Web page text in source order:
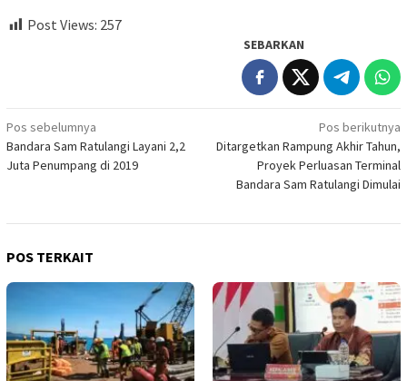
Post Views: 257
SEBARKAN
Navigasi
pos
Pos sebelumnya
Bandara Sam Ratulangi Layani 2,2
Juta Penumpang di 2019
Pos berikutnya
Ditargetkan Rampung Akhir Tahun,
Proyek Perluasan Terminal
Bandara Sam Ratulangi Dimulai
POS TERKAIT